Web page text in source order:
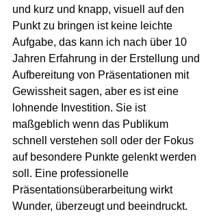
und kurz und knapp, visuell auf den
Punkt zu bringen ist keine leichte
Aufgabe, das kann ich nach über 10
Jahren Erfahrung in der Erstellung und
Aufbereitung von Präsentationen mit
Gewissheit sagen, aber es ist eine
lohnende Investition. Sie ist
maßgeblich wenn das Publikum
schnell verstehen soll oder der Fokus
auf besondere Punkte gelenkt werden
soll. Eine professionelle
Präsentationsüberarbeitung wirkt
Wunder, überzeugt und beeindruckt.